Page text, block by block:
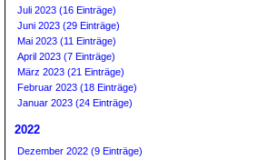
Juli 2023 (16 Einträge)
Juni 2023 (29 Einträge)
Mai 2023 (11 Einträge)
April 2023 (7 Einträge)
März 2023 (21 Einträge)
Februar 2023 (18 Einträge)
Januar 2023 (24 Einträge)
2022
Dezember 2022 (9 Einträge)